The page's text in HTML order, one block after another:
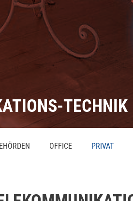
-TECHNIK
OFFICE PRIVAT